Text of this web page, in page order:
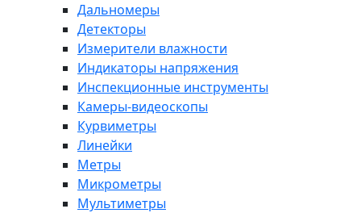
Дальномеры
Детекторы
Измерители влажности
Индикаторы напряжения
Инспекционные инструменты
Камеры-видеоскопы
Курвиметры
Линейки
Метры
Микрометры
Мультиметры